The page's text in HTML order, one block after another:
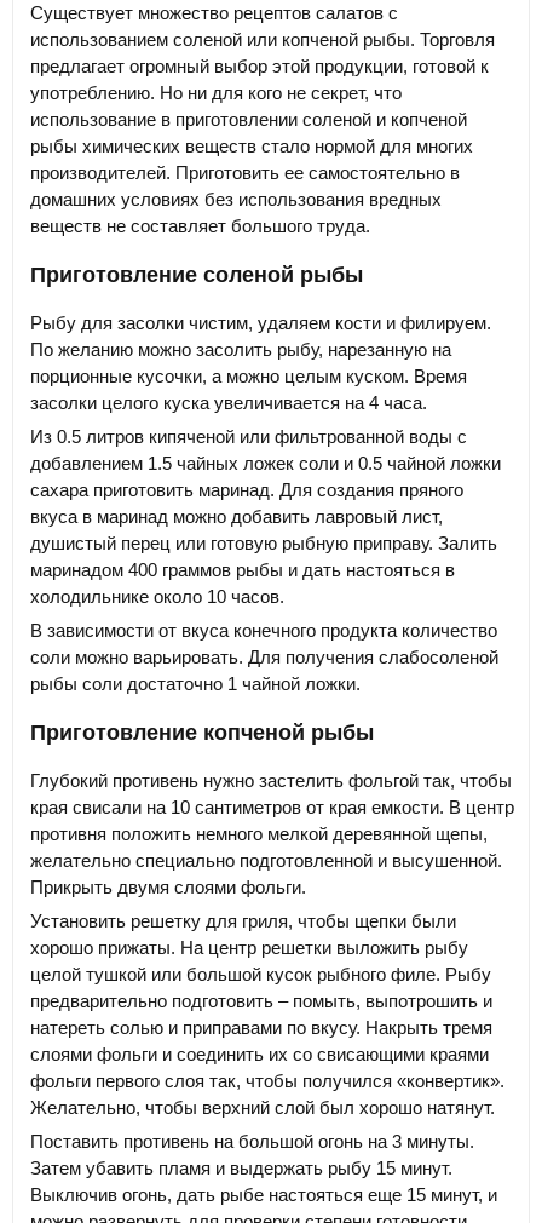
Существует множество рецептов салатов с
использованием соленой или копченой рыбы. Торговля
предлагает огромный выбор этой продукции, готовой к
употреблению. Но ни для кого не секрет, что
использование в приготовлении соленой и копченой
рыбы химических веществ стало нормой для многих
производителей. Приготовить ее самостоятельно в
домашних условиях без использования вредных
веществ не составляет большого труда.
Приготовление соленой рыбы
Рыбу для засолки чистим, удаляем кости и филируем.
По желанию можно засолить рыбу, нарезанную на
порционные кусочки, а можно целым куском. Время
засолки целого куска увеличивается на 4 часа.
Из 0.5 литров кипяченой или фильтрованной воды с
добавлением 1.5 чайных ложек соли и 0.5 чайной ложки
сахара приготовить маринад. Для создания пряного
вкуса в маринад можно добавить лавровый лист,
душистый перец или готовую рыбную приправу. Залить
маринадом 400 граммов рыбы и дать настояться в
холодильнике около 10 часов.
В зависимости от вкуса конечного продукта количество
соли можно варьировать. Для получения слабосоленой
рыбы соли достаточно 1 чайной ложки.
Приготовление копченой рыбы
Глубокий противень нужно застелить фольгой так, чтобы
края свисали на 10 сантиметров от края емкости. В центр
противня положить немного мелкой деревянной щепы,
желательно специально подготовленной и высушенной.
Прикрыть двумя слоями фольги.
Установить решетку для гриля, чтобы щепки были
хорошо прижаты. На центр решетки выложить рыбу
целой тушкой или большой кусок рыбного филе. Рыбу
предварительно подготовить – помыть, выпотрошить и
натереть солью и приправами по вкусу. Накрыть тремя
слоями фольги и соединить их со свисающими краями
фольги первого слоя так, чтобы получился «конвертик».
Желательно, чтобы верхний слой был хорошо натянут.
Поставить противень на большой огонь на 3 минуты.
Затем убавить пламя и выдержать рыбу 15 минут.
Выключив огонь, дать рыбе настояться еще 15 минут, и